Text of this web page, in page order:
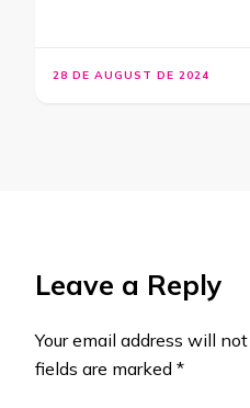
28 DE AUGUST DE 2024
Leave a Reply
Your email address will
fields are marked *